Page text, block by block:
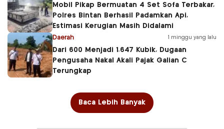
Mobil Pikap Bermuatan 4 Set Sofa Terbakar,
Polres Bintan Berhasil Padamkan Api,
Estimasi Kerugian Masih Didalami
Daerah 1 minggu yang lalu
Dari 600 Menjadi 1.647 Kubik, Dugaan
Pengusaha Nakal Akali Pajak Galian C
Terungkap
Baca Lebih Banyak